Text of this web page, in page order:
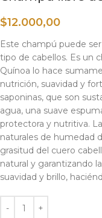
$12.000,00
Este champú puede
tipo de cabellos. Es un
Quínoa lo hace
nutrición, suavidad y
saponinas, que son
agua, una suave
protectora y nutritiva.
naturales de humedad
grasitud del cuero
natural y garantizando
suavidad y brillo,